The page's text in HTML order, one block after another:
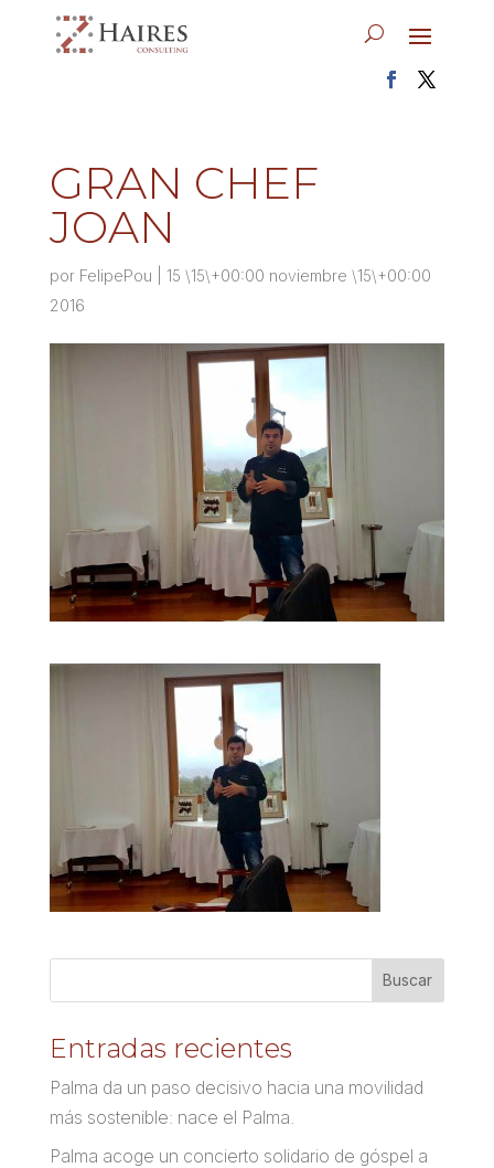
GRAN CHEF
JOAN
por FelipePou
15 \15\+00:00 noviembre \15\+00:00
2016
Entradas recientes
Palma da un paso decisivo hacia una movilidad
más sostenible: nace el Palma.
Palma acoge un concierto solidario de góspel a